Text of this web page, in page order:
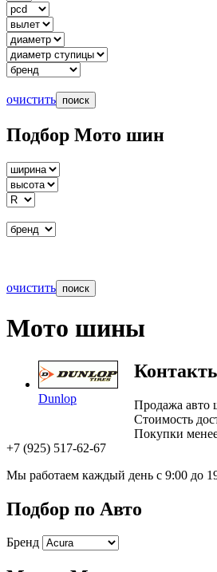
очистить
Подбор Мото шин
очистить
Мото шины
Dunlop
Продажа авто
Стоимость
Покупки
+7 (925) 517-62-67
Мы работаем каждый день с 9:00 до
Подбор по Авто
Бренд